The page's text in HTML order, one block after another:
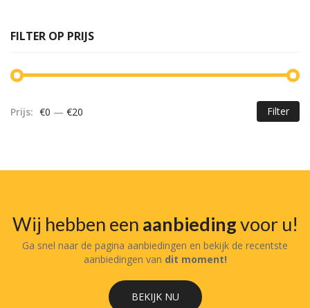
FILTER OP PRIJS
Filter
Prijs: €0 — €20
Wij hebben een aanbiedingvoor u!
Ga snel naar de pagina aanbiedingen en bekijk de recentste
aanbiedingen van dit moment!
BEKIJK NU